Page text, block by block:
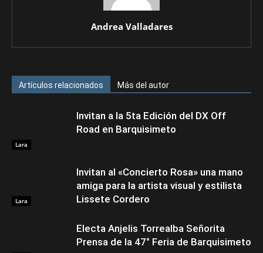
Andrea Valladares
Artículos relacionados Más del autor
Lara
Invitan a la 5ta Edición del DX Off
Road en Barquisimeto
Lara
Invitan al «Concierto Rosa» una mano
amiga para la artista visual y estilista
Lissete Cordero
Electa Anjelis Torrealba Señorita
Prensa de la 47° Feria de Barquisimeto